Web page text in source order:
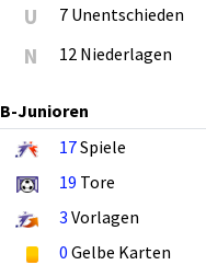
U 7 Unentschieden
N 12 Niederlagen
B-Junioren
17Spiele
19 Tore
3 Vorlagen
0 Gelbe Karten